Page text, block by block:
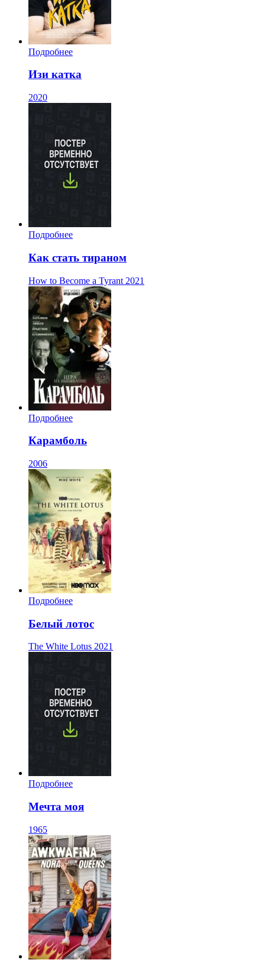
Подробнее
Изи катка
2020
Подробнее
Как стать тираном
How to Become a Tyrant 2021
Подробнее
Карамболь
2006
Подробнее
Белый лотос
The White Lotus 2021
Подробнее
Мечта моя
1965